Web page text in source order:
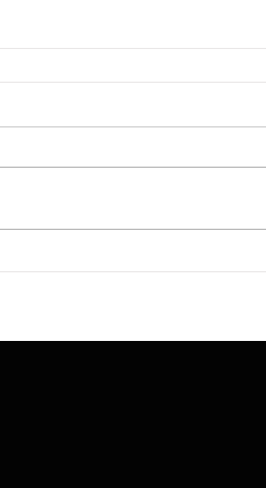
SINO ประกาศ Q2/69 ทำกำไร